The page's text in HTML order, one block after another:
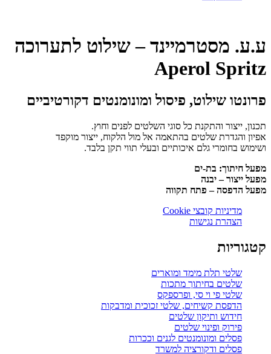
ע.ע. מסטרמיינד – שילוט לתערוכה
Aperol Spritz
פרונטו שילוט, פיסול ומונומנטים דקורטיביים
תכנון, ייצור והתקנת כל סוגי השלטים לפנים וחוץ.
אפיון והגדרת שלטים בהתאמה אל מול הלקוח, ייצור מוקפד
ושימוש בחומרי גלם איכותיים ובעלי תווי תקן בלבד.
מפעל חיתוך: בת-ים
מפעל ייצור – יבנה
מפעל הדפסה – פתח תקווה
מדיניות קובצי Cookie
הצהרת נגישות
קטגוריות
שלטי תלת מימד ומוארים
שלטים בחיתוך מתכות
שלטי פי וי סי, ופרספקס
הדפסת קשיחים, שלטי זכוכית ומדבקות
חידוש ותיקון שלטים
פירוק ופינוי שלטים
פסלים ומונומנטים לגנים וככרות
פסלים ודקורציה למשרד